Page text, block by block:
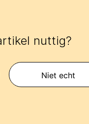
nuttig?
Niet echt